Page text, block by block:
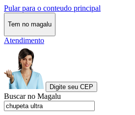
Pular para o conteudo principal
Tem no magalu
Atendimento
Digite seu CEP
Buscar no Magalu